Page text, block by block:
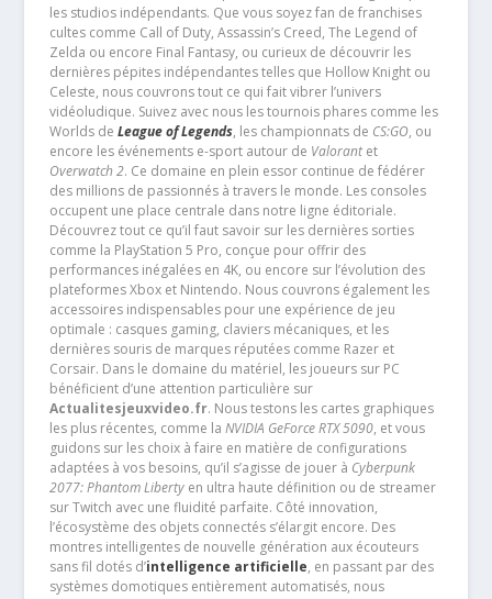
les studios indépendants. Que vous soyez fan de franchises
cultes comme Call of Duty, Assassin’s Creed, The Legend of
Zelda ou encore Final Fantasy, ou curieux de découvrir les
dernières pépites indépendantes telles que Hollow Knight ou
Celeste, nous couvrons tout ce qui fait vibrer l’univers
vidéoludique. Suivez avec nous les tournois phares comme les
Worlds de League of Legends, les championnats de CS:GO, ou
encore les événements e-sport autour de Valorantet
Overwatch 2. Ce domaine en plein essor continue de fédérer
des millions de passionnés à travers le monde. Les consoles
occupent une place centrale dans notre ligne éditoriale.
Découvrez tout ce qu’il faut savoir sur les dernières sorties
comme la PlayStation 5 Pro, conçue pour offrir des
performances inégalées en 4K, ou encore sur l’évolution des
plateformes Xbox et Nintendo. Nous couvrons également les
accessoires indispensables pour une expérience de jeu
optimale : casques gaming, claviers mécaniques, et les
dernières souris de marques réputées comme Razer et
Corsair. Dans le domaine du matériel, les joueurs sur PC
bénéficient d’une attention particulière sur
Actualitesjeuxvideo.fr. Nous testons les cartes graphiques
les plus récentes, comme la NVIDIA GeForce RTX 5090, et vous
guidons sur les choix à faire en matière de configurations
adaptées à vos besoins, qu’il s’agisse de jouer à Cyberpunk
2077: Phantom Libertyen ultra haute définition ou de streamer
sur Twitch avec une fluidité parfaite. Côté innovation,
l’écosystème des objets connectés s’élargit encore. Des
montres intelligentes de nouvelle génération aux écouteurs
sans fil dotés d’intelligence artificielle, en passant par des
systèmes domotiques entièrement automatisés, nous